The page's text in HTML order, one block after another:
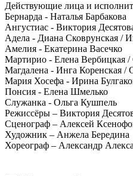
Действующие лица и
Бернарда - Наталья Барбакова
Ангустиас - Виктория
Адела - Диана Сковрунская /
Амелия - Екатерина Васечко
Мартирио - Елена Вербицкая /
Магдалена - Инга Коренская /
Мария Хосефа - Ирина
Понсия - Елена Шмелько
Служанка - Ольга Кушпель
Режиссёры – Виктория
Сценограф – Алексей
Художник – Анжела Бередина
Хореограф – Александр